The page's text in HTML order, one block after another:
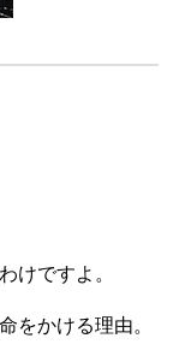
けですよ。
をかける理由。